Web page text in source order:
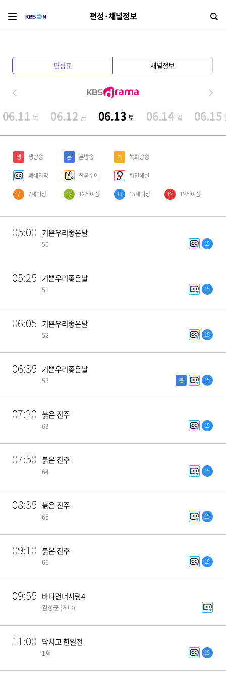
편성·채널정보 검
편성표 채널정보
06.11 목 06.12 금 06.13 토 06.14 일 06.15
생 생방송 본 본방송 녹 녹화방송
폐쇄자막 한국수어 화면해설
7 7세이상 12 12세이상 15 15세이상 19 19세이상
05:00 기쁜우리좋은날
50 15
05:25 기쁜우리좋은날
51 15
06:05 기쁜우리좋은날
52 15
06:35 기쁜우리좋은날
53 본 15
07:20 붉은 진주
63 15
07:50 붉은 진주
64 15
08:35 붉은 진주
65 15
09:10 붉은 진주
66 15
09:55 바다건너사랑4
김성균 (케냐)
11:00 닥치고 한일전
1회 15